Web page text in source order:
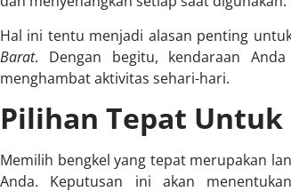
Hal ini tentu menjadi alasan penting
Barat. Dengan begitu, kendaraan
menghambat aktivitas sehari-hari.
Pilihan Tepat Untuk
Memilih bengkel yang tepat merupakan
Anda. Keputusan ini akan